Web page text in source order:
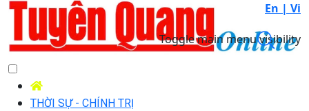
En | Vi
Toggle main menu visibility
THỜI SỰ - CHÍNH TRỊ